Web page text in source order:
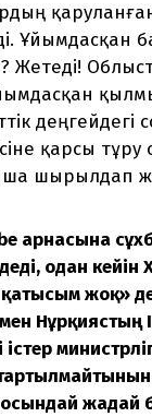
Ұйымдасқан
деңгейдегі
қарсы тұру
шырылдап
арнасына
одан кейін
жоқ»
Нұрқиястың
жағдай